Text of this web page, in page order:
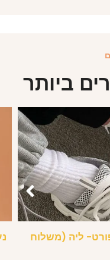
ביותר
ליה (משלוח